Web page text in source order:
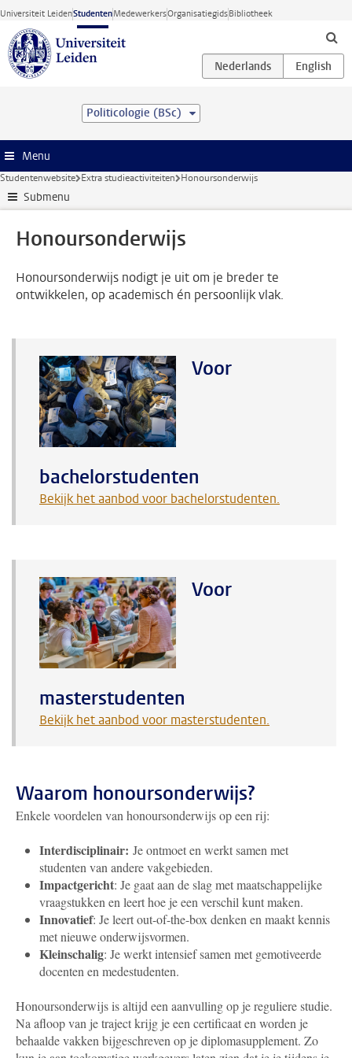
Ga direct naar de inhoud
Universiteit LeidenStudentenMedewerkersOrganisatiegidsBibliotheek
Politicologie (BSc)
Menu
Studentenwebsite Extra studieactiviteiten Honoursonderwijs
Submenu
Honoursonderwijs
Honoursonderwijs nodigt je uit om je breder te
ontwikkelen, op academisch én persoonlijk vlak.
Voor
bachelorstudenten
Bekijk het aanbod voor bachelorstudenten.
Voor
masterstudenten
Bekijk het aanbod voor masterstudenten.
Waarom honoursonderwijs?
Enkele voordelen van honoursonderwijs op een rij:
Interdisciplinair: Je ontmoet en werkt samen met
studenten van andere vakgebieden.
Impactgericht: Je gaat aan de slag met maatschappelijke
vraagstukken en leert hoe je een verschil kunt maken.
Innovatief: Je leert out-of-the-box denken en maakt kennis
met nieuwe onderwijsvormen.
Kleinschalig: Je werkt intensief samen met gemotiveerde
docenten en medestudenten.
Honoursonderwijs is altijd een aanvulling op je reguliere studie.
Na afloop van je traject krijg je een certificaat en worden je
behaalde vakken bijgeschreven op je diplomasupplement. Zo